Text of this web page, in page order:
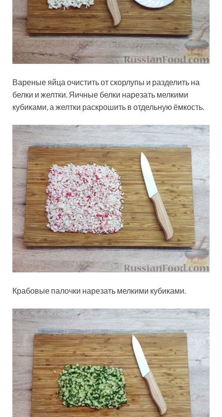
Вареные яйца очистить от скорлупы и разделить на
белки и желтки. Яичные белки нарезать мелкими
кубиками, а желтки раскрошить в отдельную ёмкость.
Крабовые палочки нарезать мелкими кубиками.